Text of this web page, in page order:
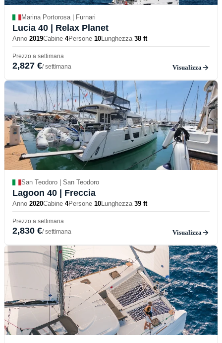
Marina Portorosa | Furnari
Lucia 40 | Relax Planet
Anno 2019Cabine 4Persone 10Lunghezza 38 ft
Prezzo a settimana
2,827 €/ settimana Visualizza
San Teodoro | San Teodoro
Lagoon 40 | Freccia
Anno 2020Cabine 4Persone 10Lunghezza 39 ft
Prezzo a settimana
2,830 €/ settimana Visualizza